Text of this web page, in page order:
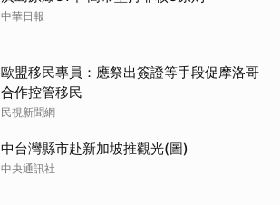
中華日報
歐盟移民專員：應祭出簽證等手段促摩洛哥
合作控管移民
民視新聞網
中台灣縣市赴新加坡推觀光(圖)
中央通訊社